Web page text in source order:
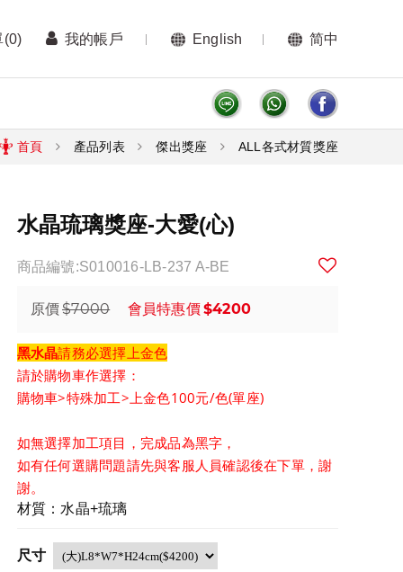
(0) 我的帳戶 English 简中
首頁 產品列表 傑出獎座 ALL各式材質獎座
水晶琉璃獎座-大愛(心)
商品編號:S010016-LB-237 A-BE
原價$7000 會員特惠價$4200
黑水晶請務必選擇 上金色
請於購物車作選擇：
購物車>特殊加工>上金色100元/色(單座)
如無選擇加工項目，完成品為黑字，
如有任何選購問題請先與客服人員確認後在下單，謝
謝。
材質：水晶+琉璃
尺寸